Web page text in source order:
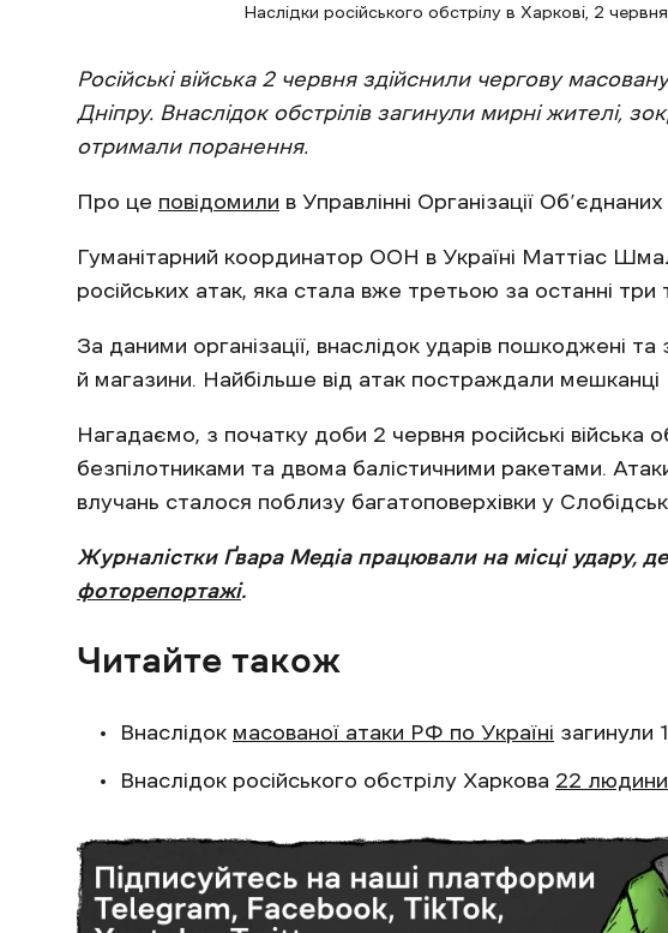
Наслідки російського обстрілу в Харкові, 2
Російські війська 2 червня здійснили чергову
Дніпру. Внаслідок обстрілів загинули мирні жителі,
отримали поранення.
Про це повідомили в Управлінні Організації Об’єднаних
Гуманітарний координатор ООН в Україні Маттіас
російських атак, яка стала вже третьою за останні три
За даними організації, внаслідок ударів пошкоджені та
й магазини. Найбільше від атак постраждали мешканці
Нагадаємо, з початку доби 2 червня російські війська
безпілотниками та двома балістичними ракетами.
влучань сталося поблизу багатоповерхівки у
Журналістки Ґвара Медіа працювали на місці удару,
фоторепортажі.
Читайте також
Внаслідок масованої атаки РФ по Україні загинули
Внаслідок російського обстрілу Харкова 22